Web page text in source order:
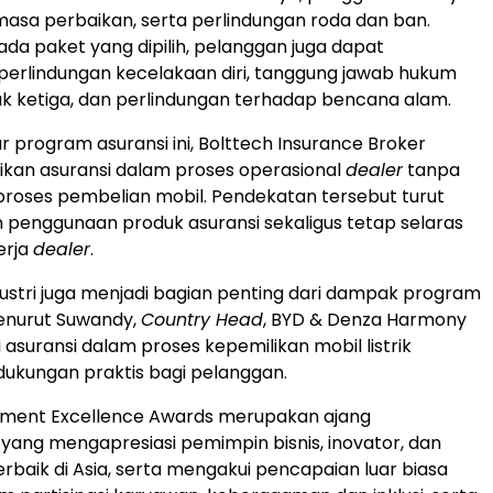
perbaikan, serta perlindungan roda dan ban.
paket yang dipilih, pelanggan juga dapat
kecelakaan diri, tanggung jawab hukum
ketiga, dan perlindungan terhadap bencana alam.
program asuransi ini, Bolttech Insurance Broker
asuransi dalam proses operasionaldealertanpa
pembelian mobil. Pendekatan tersebut turut
produk asuransi sekaligus tetap selaras
dealer.
juga menjadi bagian penting dari dampak program
Suwandy,Country Head, BYD & Denza Harmony
asuransi dalam proses kepemilikan mobil listrik
praktis bagi pelanggan.
Excellence Awards merupakan ajang
mengapresiasi pemimpin bisnis, inovator, dan
di Asia, serta mengakui pencapaian luar biasa